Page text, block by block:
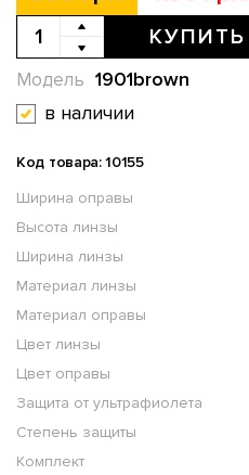
КУПИТЬ
1901brown
Модель
в наличии
Код товара: 10155
Ширина оправы
Высота линзы
Ширина линзы
Материал линзы
Материал оправы
Цвет линзы
Цвет оправы
Защита от ультрафиолета
Степень защиты
Комплект